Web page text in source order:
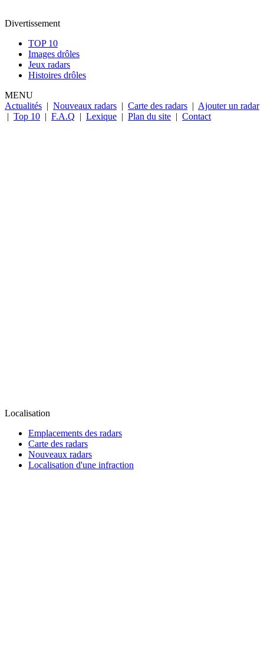
Divertissement
TOP 10
Images drôles
Jeux radars
Histoires drôles
MENU
Actualités | Nouveaux radars | Carte des radars | Ajouter un radar
| Top 10 | F.A.Q | Lexique | Plan du site | Contact
Localisation
Emplacements des radars
Carte des radars
Nouveaux radars
Localisation d'une infraction